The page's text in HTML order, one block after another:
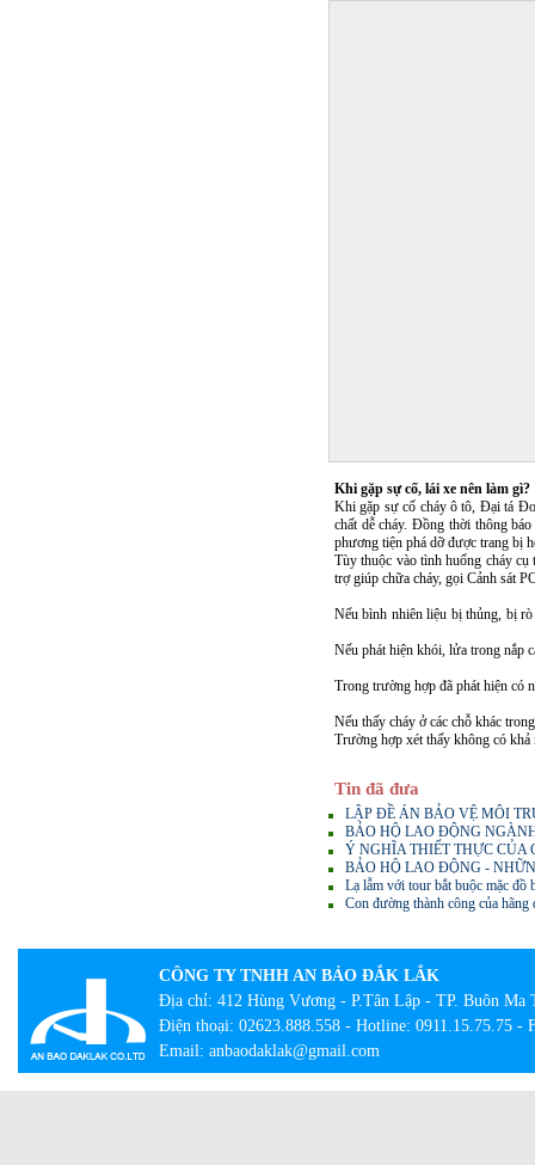
Khi gặp sự cố, lái xe nên làm gì?
Khi gặp sự cố cháy ô tô, Đại tá
chất dễ cháy. Đồng thời thông
phương tiện phá dỡ được trang bị
Tùy thuộc vào tình huống cháy
trợ giúp chữa cháy, gọi Cảnh sát
Nếu bình nhiên liệu bị thủng, bị rò
Nếu phát hiện khói, lửa trong nắp
Trong trường hợp đã phát hiện có
Nếu thấy cháy ở các chỗ khác
Trường hợp xét thấy không có khả
Tin đã đưa
LẬP ĐỀ ÁN BẢO VỆ MÔI
BẢO HỘ LAO ĐỘNG
Ý NGHĨA THIẾT THỰC CỦA
BẢO HỘ LAO ĐỘNG -
Lạ lẫm với tour bắt buộc mặc đồ
Con đường thành công của
CÔNG TY TNHH AN BẢO ĐẮK LẮK
Địa chỉ: 412 Hùng Vương - P.Tân Lập - TP. Buôn Ma
Điện thoại: 02623.888.558 - Hotline: 0911.15.75.75 -
Email: anbaodaklak@gmail.com